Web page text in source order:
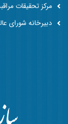
مرکز تحقیقات
دبیرخانه شورای